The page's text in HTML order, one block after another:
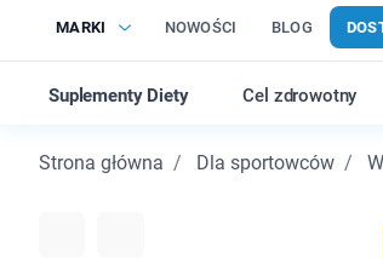
MARKI NOWOŚCI BLOG
Suplementy Diety Cel zdrowotny
Strona główna Dla sportowców